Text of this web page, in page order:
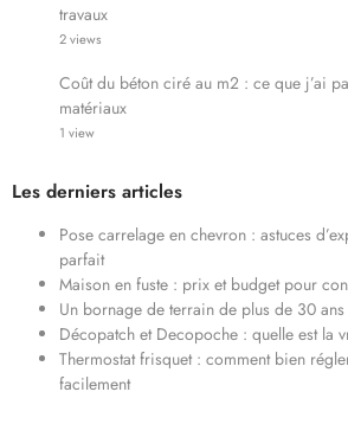
travaux
2 views
Coût du béton ciré au m2 : ce que j’ai
matériaux
1 view
Les derniers articles
Pose carrelage en chevron : astuces
parfait
Maison en fuste : prix et budget pour
Un bornage de terrain de plus de 30 ans
Décopatch et Decopoche : quelle est la
Thermostat frisquet : comment bien
facilement